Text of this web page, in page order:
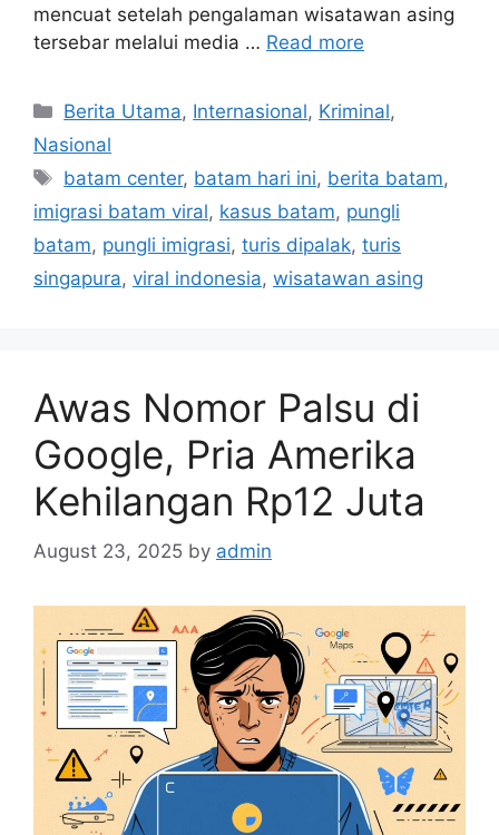
mencuat setelah pengalaman wisatawan asing
tersebar melalui media … Read more
C
a
e
g
o
r
Berita Utama, Internasional, Kriminal,
Nasional
T
a
g
s
batam center, batam hari ini, berita batam,
imigrasi batam viral, kasus batam, pungli
batam, pungli imigrasi, turis dipalak, turis
singapura, viral indonesia, wisatawan asing
Awas Nomor Palsu di
Google, Pria Amerika
Kehilangan Rp12 Juta
August 23, 2025 by admin